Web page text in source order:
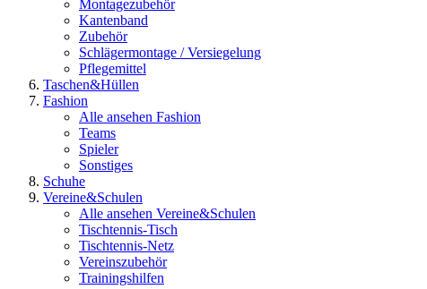
Montagezubehör
Kantenband
Zubehör
Schlägermontage / Versiegelung
Pflegemittel
Taschen&Hüllen
Fashion
Alle ansehen Fashion
Teams
Spieler
Sonstiges
Schuhe
Vereine&Schulen
Alle ansehen Vereine&Schulen
Tischtennis-Tisch
Tischtennis-Netz
Vereinszubehör
Trainingshilfen